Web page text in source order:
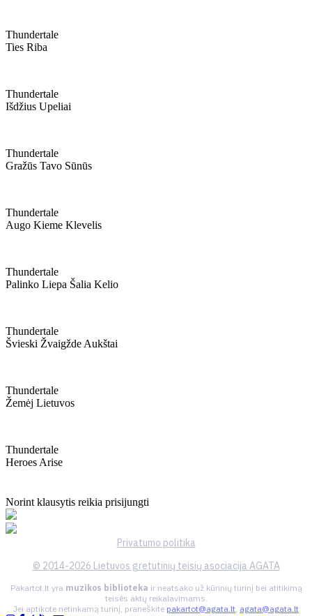
Thundertale
Ties Riba
Thundertale
Išdžius Upeliai
Thundertale
Gražūs Tavo Sūnūs
Thundertale
Augo Kieme Klevelis
Thundertale
Palinko Liepa Šalia Kelio
Thundertale
Švieski Žvaigžde Aukštai
Thundertale
Žemėj Lietuvos
Thundertale
Heroes Arise
Norint klausytis reikia prisijungti
Privatumo politika
© 2014-2026 Lietuvos gretutinių teisių asociacija AGATA
Pakartot.lt yra muzikos biblioteka ir neatsako už kūrinių turinį bei atitikimą
teisės aktų reikalavimams.
Jei aptikote netinkamą turinį, praneškite pakartot@agata.lt, agata@agata.lt